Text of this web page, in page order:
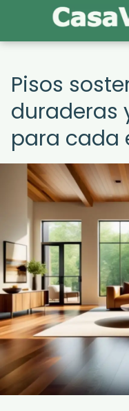
Pisos
duraderas
para cada